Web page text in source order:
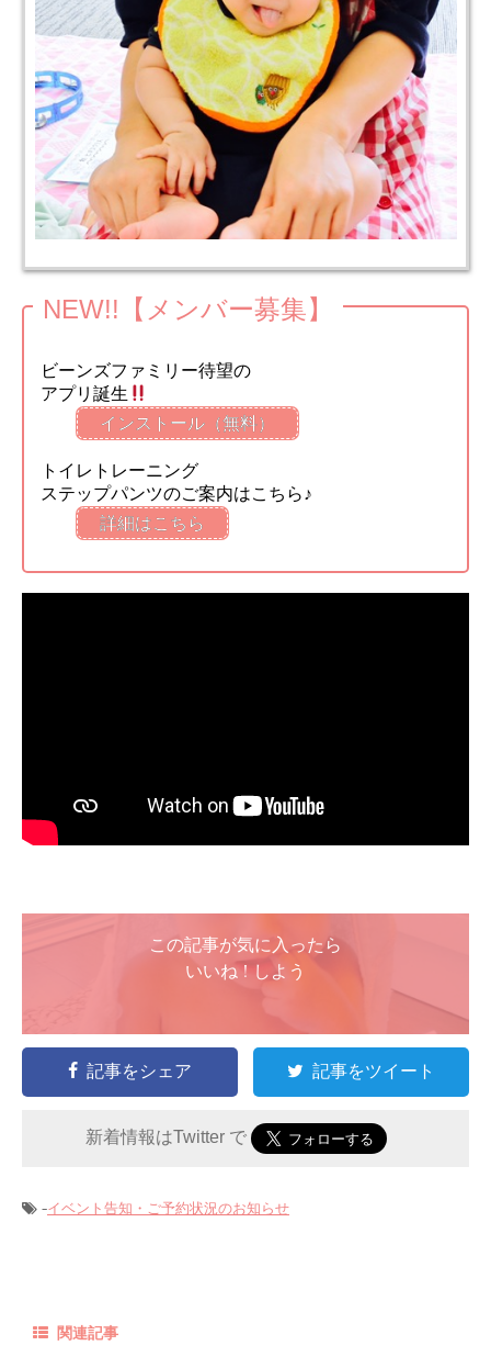
NEW!!【メンバー募集】
ビーンズファミリー待望の
アプリ誕生
インストール（無料）
トイレトレーニング
ステップパンツのご案内はこちら♪
詳細はこちら
この記事が気に入ったら
いいね ! しよう
記事をシェア 記事をツイート
新着情報はTwitter で
-イベント告知・ご予約状況のお知らせ
関連記事